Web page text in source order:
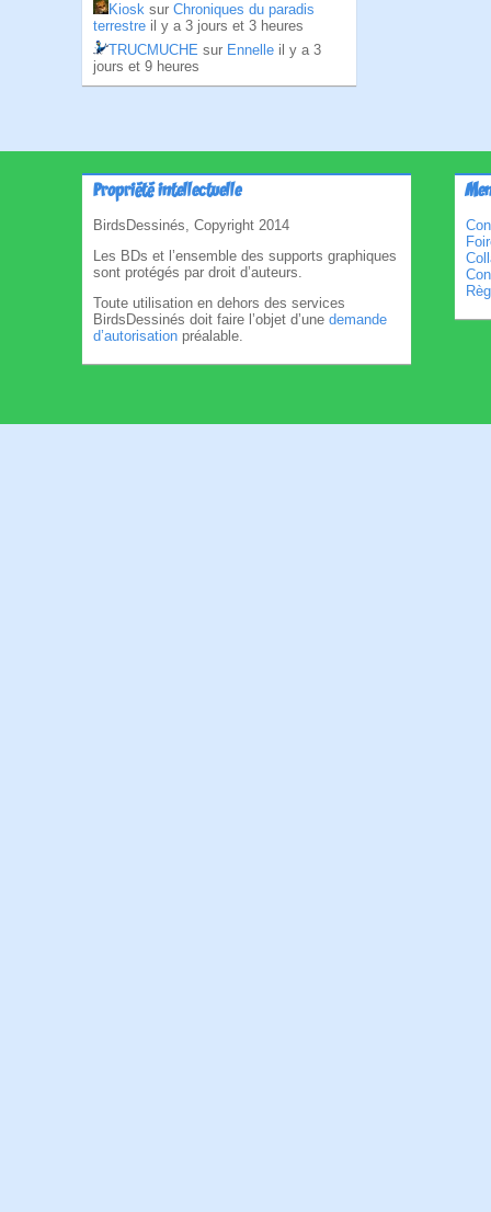
Kiosk sur Chroniques du paradis
terrestre il y a 3 jours et 3 heures
TRUCMUCHE sur Ennelle il y a 3
jours et 9 heures
Propriété intellectuelle
BirdsDessinés, Copyright 2014
Les BDs et l’ensemble des supports graphiques
sont protégés par droit d’auteurs.
Toute utilisation en dehors des services
BirdsDessinés doit faire l’objet d’une demande
d’autorisation préalable.